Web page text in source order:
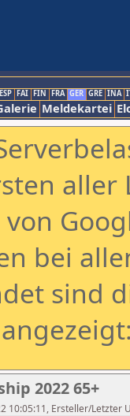
ESP FAI FIN FRA GER GRE INA
Meldekartei
aller
bei
sind
2022 65+
Ersteller/Letzter